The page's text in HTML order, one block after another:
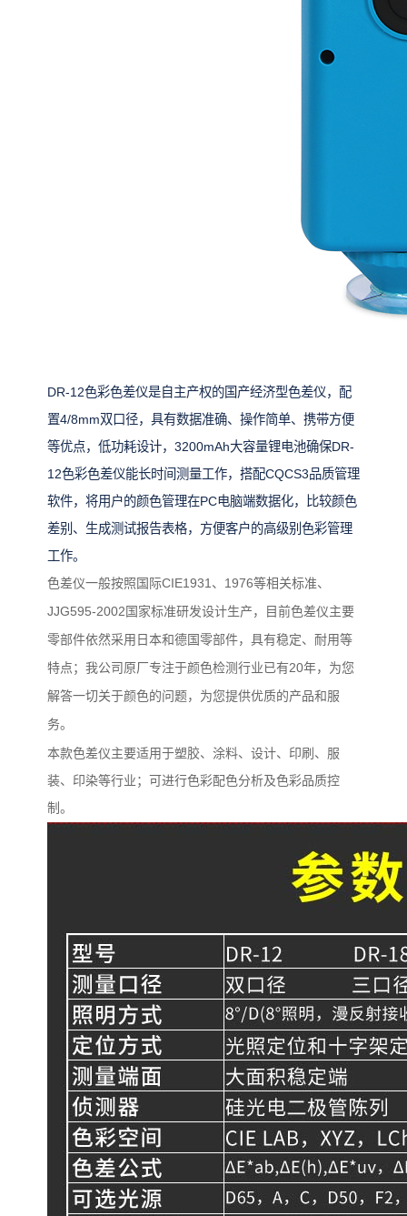
DR-12色彩色差仪是自主产权的国产经济型色差仪，配
置4/8mm双口径，具有数据准确、操作简单、携带方便
等优点，低功耗设计，3200mAh大容量锂电池确保DR-
12色彩色差仪能长时间测量工作，搭配CQCS3品质管理
软件，将用户的颜色管理在PC电脑端数据化，比较颜色
差别、生成测试报告表格，方便客户的高级别色彩管理
工作。
色差仪一般按照国际CIE1931、 1976等相关标准、
JJG595-2002国家标准研发设计生产，目前色差仪主要
零部件依然采用日本和德国零部件，具有稳定、耐用等
特点；我公司原厂专注于颜色检测行业已有20年，为您
解答一切关于颜色的问题，为您提供优质的产品和服
务。
本款色差仪主要适用于塑胶、涂料、设计、印刷、服
装、印染等行业；可进行色彩配色分析及色彩品质控
制。